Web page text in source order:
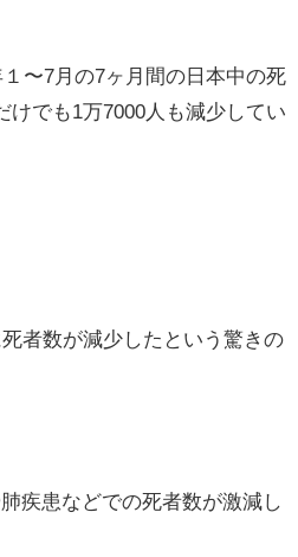
〜7月の7ヶ月間の日本中の死
けでも1万7000人も減少してい
者数が減少したという驚きの
疾患などでの死者数が激減し